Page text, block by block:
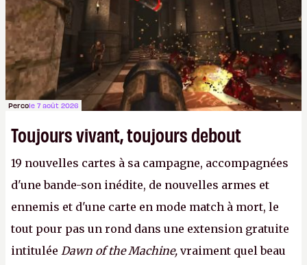
Percole 7 août 2026
Toujours vivant, toujours debout
19 nouvelles cartes à sa campagne, accompagnées
d'une bande-son inédite, de nouvelles armes et
ennemis et d'une carte en mode match à mort, le
tout pour pas un rond dans une extension gratuite
intitulée Dawn of the Machine, vraiment quel beau